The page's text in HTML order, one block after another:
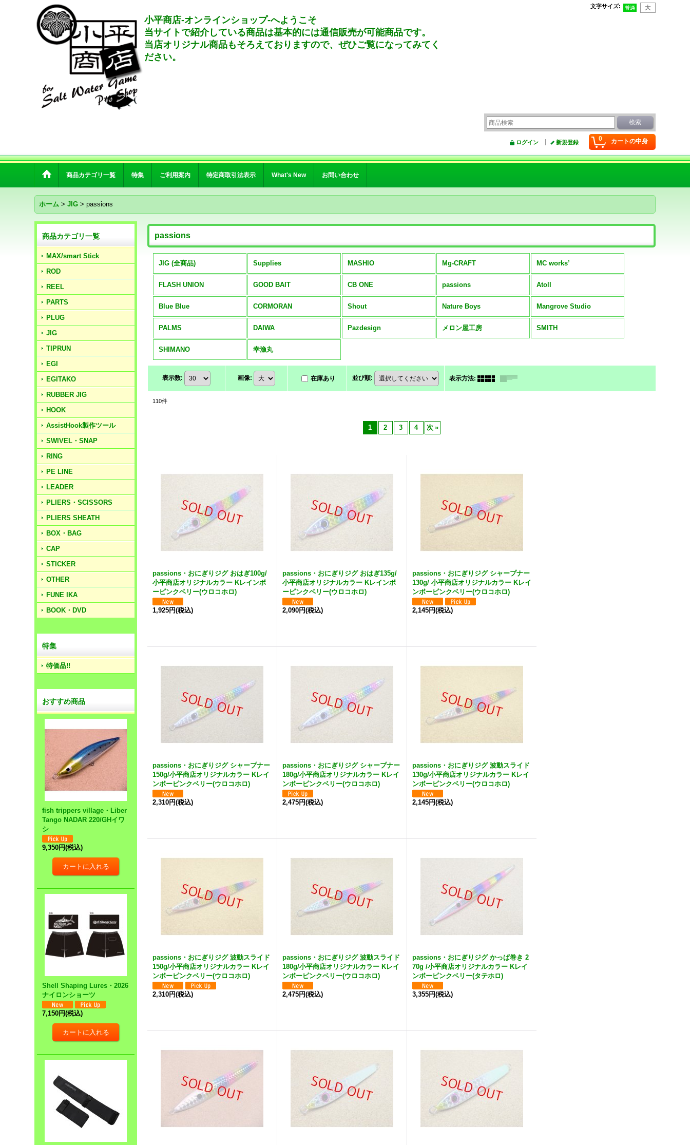
小平商店-オンラインショップ-へようこそ
当サイトで紹介している商品は基本的には通信販売が可能商品です。
当店オリジナル商品もそろえておりますので、ぜひご覧になってみてく
ださい。
文字サイズ:
0 カートの中身
ログイン 新規登録
商品カテゴリ一覧 特集 ご利用案内 特定商取引法表示 What's New お問い合わせ
ホーム > JIG > passions
商品カテゴリ一覧
MAX/smart Stick
ROD
REEL
PARTS
PLUG
JIG
TIPRUN
EGI
EGITAKO
RUBBER JIG
HOOK
AssistHook製作ツール
SWIVEL・SNAP
RING
PE LINE
LEADER
PLIERS・SCISSORS
PLIERS SHEATH
BOX・BAG
CAP
STICKER
OTHER
FUNE IKA
BOOK・DVD
特集
特価品!!
おすすめ商品
fish trippers village・Liber
Tango NADAR 220/GHイワ
シ
9,350円(税込)
Shell Shaping Lures・2026
ナイロンショーツ
7,150円(税込)
passions
JIG (全商品) Supplies MASHIO Mg-CRAFT MC works’
FLASH UNION GOOD BAIT CB ONE passions Atoll
Blue Blue CORMORAN Shout Nature Boys Mangrove Studio
PALMS DAIWA Pazdesign メロン屋工房 SMITH
SHIMANO 幸漁丸
表示数: 画像: 在庫あり 並び順: 表示方法:
110件
1 2 3 4 次 »
passions・おにぎりジグ おはぎ100g/
小平商店オリジナルカラー Kレインボ
ーピンクベリー(ウロコホロ)
1,925円(税込)
passions・おにぎりジグ おはぎ135g/
小平商店オリジナルカラー Kレインボ
ーピンクベリー(ウロコホロ)
2,090円(税込)
passions・おにぎりジグ シャープナー
130g/ 小平商店オリジナルカラー Kレイ
ンボーピンクベリー(ウロコホロ)
2,145円(税込)
passions・おにぎりジグ シャープナー
150g/小平商店オリジナルカラー Kレイ
ンボーピンクベリー(ウロコホロ)
2,310円(税込)
passions・おにぎりジグ シャープナー
180g/小平商店オリジナルカラー Kレイ
ンボーピンクベリー(ウロコホロ)
2,475円(税込)
passions・おにぎりジグ 波動スライド
130g/小平商店オリジナルカラー Kレイ
ンボーピンクベリー(ウロコホロ)
2,145円(税込)
passions・おにぎりジグ 波動スライド
150g/小平商店オリジナルカラー Kレイ
ンボーピンクベリー(ウロコホロ)
2,310円(税込)
passions・おにぎりジグ 波動スライド
180g/小平商店オリジナルカラー Kレイ
ンボーピンクベリー(ウロコホロ)
2,475円(税込)
passions・おにぎりジグ かっぱ巻き 2
70g /小平商店オリジナルカラー Kレイ
ンボーピンクベリー(タテホロ)
3,355円(税込)